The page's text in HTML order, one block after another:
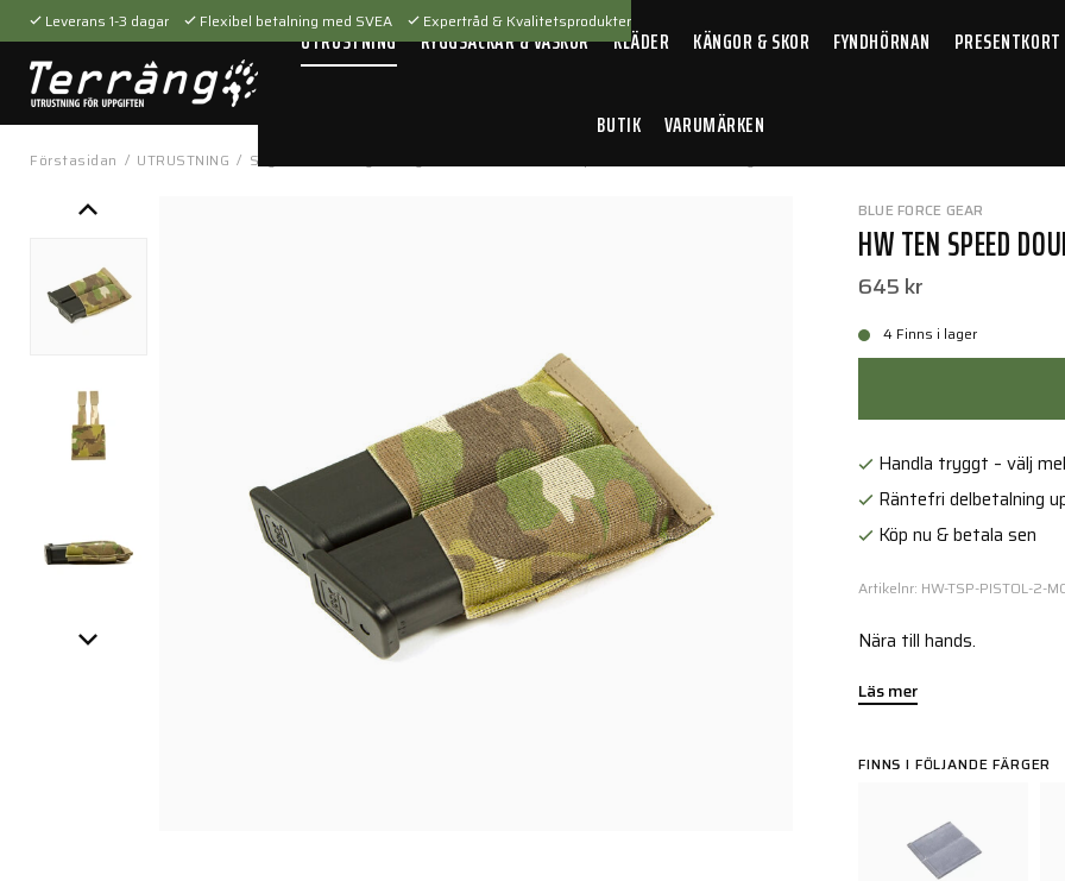
Leverans 1-3 dagar Flexibel betalning med SVEA Expertråd & Kvalitetsprodukter
UTRUSTNING RYGGSÄCKAR & VÄSKOR KLÄDER KÄNGOR & SKOR FYNDHÖRNAN PRESENTKORT
BUTIK VARUMÄRKEN
Förstasidan / UTRUSTNING / Skytteutrustning
BLUE FORCE GEAR
HW TEN SPEED
645 kr
4 Finns i lager
Handla tryggt – välj
Räntefri delbetalning
Köp nu & betala sen
Artikelnr: HW-TSP-PISTOL-2-
Nära till hands.
Läs mer
FINNS I FÖLJANDE FÄRGER